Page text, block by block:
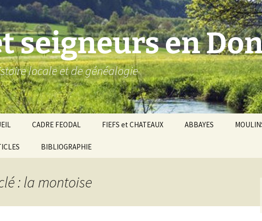
seigneurs en
locale et de généalogie
CADRE FEODAL
Baronnie de Donzy
FIEFS et CHATEAUX ABBAYES
BIBLIOGRAPHIE
: la montoise